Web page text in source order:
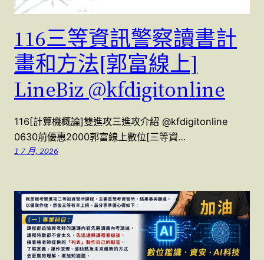
116三等資訊警察讀書計
畫和方法[郭富線上]
LineBiz @kfdigitonline
116[計算機概論]雙進攻三進攻介紹 @kfdigitonline
0630前優惠2000郭富線上數位[三等資…
1 7 月, 2026